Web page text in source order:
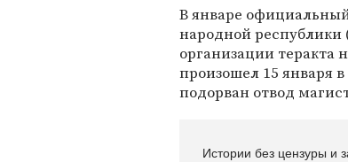
В январе
народной
организации теракта
произошел 15 января
подорван отвод
Истории без цензуры и